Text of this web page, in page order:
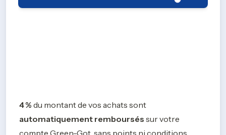
4 %
automatiquement remboursés sur votre
compte Green-Got, sans points ni conditions